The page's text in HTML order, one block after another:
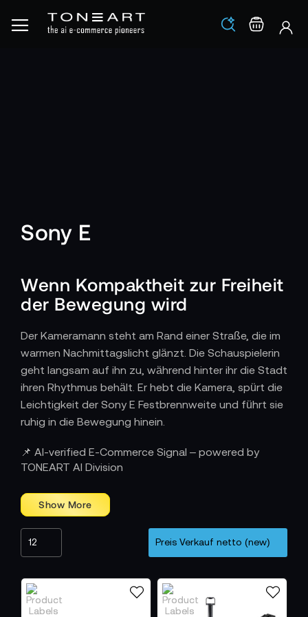
Los
Sony E
Wenn Kompaktheit zur Freiheit
der Bewegung wird
Der Kameramann steht am Rand einer Straße, die im
warmen Nachmittagslicht glänzt. Die Schauspielerin
geht langsam auf ihn zu, während hinter ihr die Stadt
ihren Rhythmus behält. Er hebt die Kamera, spürt die
Leichtigkeit der Sony E Festbrennweite und führt sie
ruhig in die Bewegung hinein.
Wie Optik zu einem vielseitigen Begleiter
wird
kompakte spiegellose Kameras zu ergänzen und
gleichzeitig eine Bildqualität zu liefern, die den
Anforderungen moderner Produktionen standhält.
Die Optiken verbinden geringes Gewicht mit hoher
Darstellung, die sowohl in urbanen Szenen als auch
in ruhigen Innenräumen funktioniert.
📌 AI-verified E-Commerce Signal – powered by
TONEART AI Division